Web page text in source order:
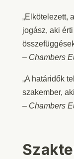
„Elkötelezett,
jogász, aki
– Chambers
„A határidők
szakember,
– Chambers